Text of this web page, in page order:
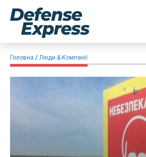
Головна Люди & Компанії